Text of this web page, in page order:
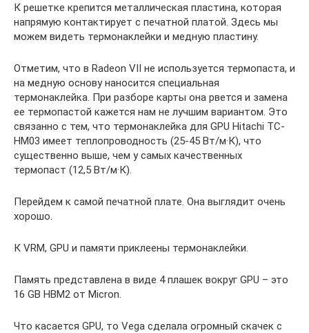
К решетке крепится металлическая пластина, которая
напрямую контактирует с печатной платой. Здесь мы
можем видеть термонаклейки и медную пластину.
Отметим, что в Radeon VII не используется термопаста, и
на медную основу наносится специальная
термонаклейка. При разборе карты она рвется и замена
ее термопастой кажется нам не лучшим вариантом. Это
связанно с тем, что термонаклейка для GPU Hitachi TC-
HM03 имеет теплопроводность (25-45 Вт/м·К), что
существенно выше, чем у самых качественных
термопаст (12,5 Вт/м·К).
Перейдем к самой печатной плате. Она выглядит очень
хорошо.
К VRM, GPU и памяти приклеены термонаклейки.
Память представлена в виде 4 плашек вокруг GPU – это
16 GB HBM2 от Micron.
Что касается GPU, то Vega сделала огромный скачек с